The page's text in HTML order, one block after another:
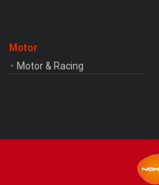
Motor
Motor & Racing